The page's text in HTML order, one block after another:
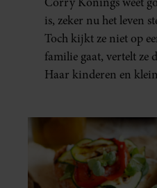
is, zeker nu het leven
Toch kijkt ze niet op
familie gaat, vertelt ze
Haar kinderen en